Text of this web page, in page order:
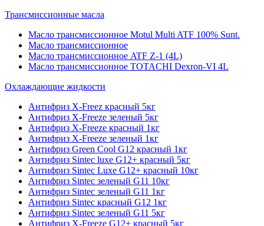
Трансмиссионные масла
Масло трансмиссионное Motul Multi ATF 100% Sunt.
Масло трансмиссионное
Масло трансмиссионное ATF Z-1 (4L)
Масло трансмиссионное TOTACHI Dexron-VI 4L
Охлаждающие жидкости
Антифриз X-Freez красный 5кг
Антифриз X-Freeze зеленый 5кг
Антифриз X-Freeze красный 1кг
Антифриз X-Freeze зеленый 1кг
Антифриз Green Cool G12 красный 1кг
Антифриз Sintec luxe G12+ красный 5кг
Антифриз Sintec Luxe G12+ красный 10кг
Антифриз Sintec зеленый G11 10кг
Антифриз Sintec зеленый G11 1кг
Антифриз Sintec красный G12 1кг
Антифриз Sintec зеленый G11 5кг
Антифриз X-Freeze G12+ красный 5кг